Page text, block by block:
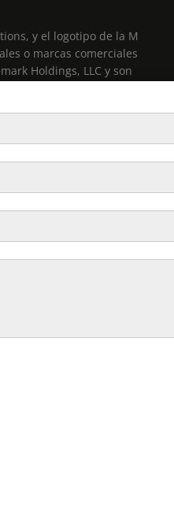
y el logotipo de la M
o marcas comerciales
Holdings, LLC y son
propietarios. ©